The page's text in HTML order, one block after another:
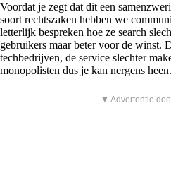
Voordat je zegt dat dit een
soort rechtszaken hebben we
letterlijk bespreken hoe ze search
gebruikers maar beter voor de winst.
techbedrijven, de service slechter
monopolisten dus je kan nergens heen.
▼ Advertentie